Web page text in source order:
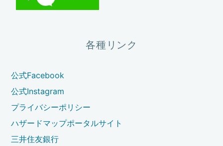
各種リンク
公式Facebook
公式Instagram
プライバシーポリシー
ハザードマップポータルサイト
三井住友銀行